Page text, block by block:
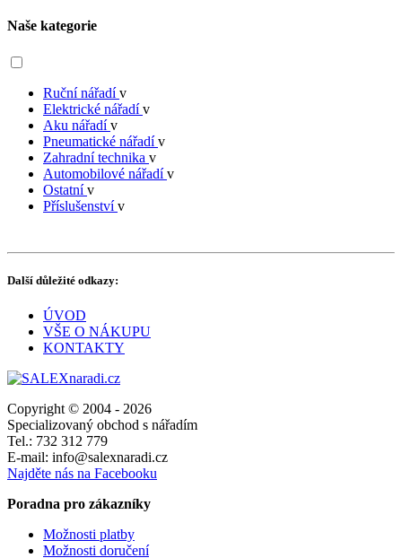
Naše kategorie
Ruční nářadív
Elektrické nářadív
Aku nářadív
Pneumatické nářadív
Zahradní technika v
Automobilové nářadív
Ostatnív
Příslušenstvív
Další důležité odkazy:
ÚVOD
VŠE O NÁKUPU
KONTAKTY
Copyright © 2004 - 2026
Specializovaný obchod s nářadím
Tel.: 732 312 779
E-mail: info@salexnaradi.cz
Najděte nás na Facebooku
Poradna pro zákazníky
Možnosti platby
Možnosti doručení